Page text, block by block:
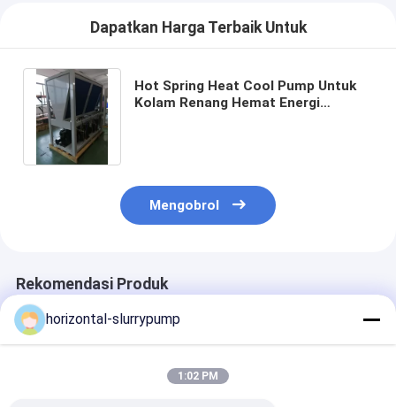
Dapatkan Harga Terbaik Untuk
Hot Spring Heat Cool Pump Untuk
Kolam Renang Hemat Energi
Mengobrol
Rekomendasi Produk
horizontal-slurrypump
1:02 PM